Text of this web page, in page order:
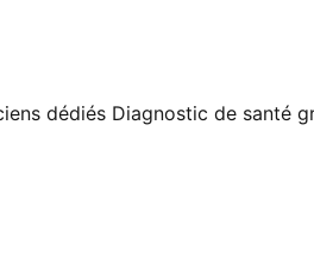
dédiés Diagnostic de santé